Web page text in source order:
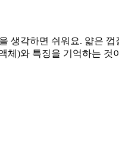
생각하면 쉬워요. 얇은
체)와 특징을 기억하는 것